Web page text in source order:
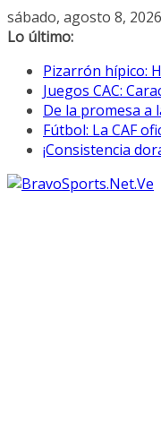
Saltar
al
sábado, agosto 8, 2026
Lo último:
Pizarrón hípico:
Juegos CAC:
De la promesa a
Fútbol: La CAF
¡Consistencia